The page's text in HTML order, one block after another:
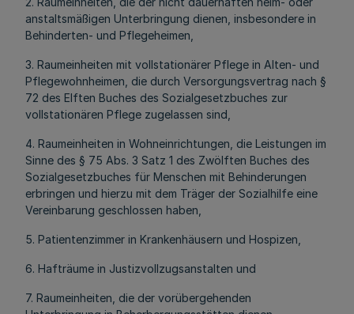
anstaltsmäßigen Unterbringung dienen, insbesondere in
Behinderten- und Pflegeheimen,
3. Raumeinheiten mit vollstationärer Pflege in Alten- und
Pflegewohnheimen, die durch Versorgungsvertrag nach §
72 des Elften Buches des Sozialgesetzbuches zur
vollstationären Pflege zugelassen sind,
4. Raumeinheiten in Wohneinrichtungen, die Leistungen im
Sinne des § 75 Abs. 3 Satz 1 des Zwölften Buches des
Sozialgesetzbuches für Menschen mit Behinderungen
erbringen und hierzu mit dem Träger der Sozialhilfe eine
Vereinbarung geschlossen haben,
5. Patientenzimmer in Krankenhäusern und Hospizen,
6. Hafträume in Justizvollzugsanstalten und
7. Raumeinheiten, die der vorübergehenden